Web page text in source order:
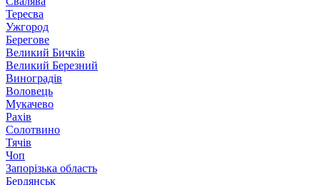
Тересва
Ужгород
Берегове
Великий Бичків
Великий Березний
Виноградів
Воловець
Мукачево
Рахів
Солотвино
Тячів
Чоп
Запорізька область
Бердянськ